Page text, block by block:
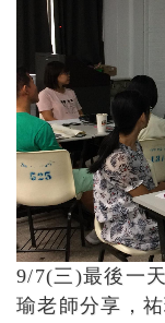
9/7(三)最後一
瑜老師分享，